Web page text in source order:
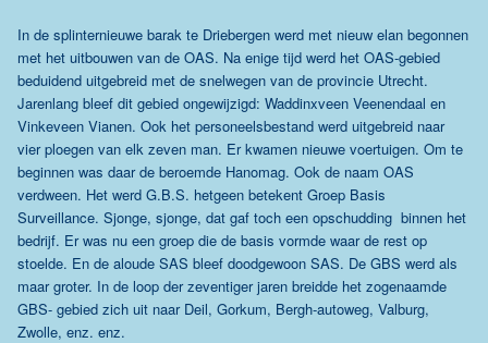
In de splinternieuwe barak te Driebergen werd met nieuw elan begonnen
met het uitbouwen van de OAS. Na enige tijd werd het OAS-gebied
beduidend uitgebreid met de snelwegen van de provincie Utrecht.
Jarenlang bleef dit gebied ongewijzigd: Waddinxveen Veenendaal en
Vinkeveen Vianen. Ook het personeelsbestand werd uitgebreid naar
vier ploegen van elk zeven man. Er kwamen nieuwe voertuigen. Om te
beginnen was daar de beroemde Hanomag. Ook de naam OAS
verdween. Het werd G.B.S. hetgeen betekent Groep Basis
Surveillance. Sjonge, sjonge, dat gaf toch een opschudding binnen het
bedrijf. Er was nu een groep die de basis vormde waar de rest op
stoelde. En de aloude SAS bleef doodgewoon SAS. De GBS werd als
maar groter. In de loop der zeventiger jaren breidde het zogenaamde
GBS- gebied zich uit naar Deil, Gorkum, Bergh-autoweg, Valburg,
Zwolle, enz. enz.